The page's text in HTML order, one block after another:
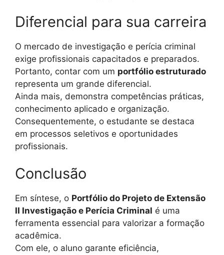
Diferencial para sua carreira
O mercado de investigação e perícia criminal
exige profissionais capacitados e preparados.
Portanto, contar com um portfólio estruturado
representa um grande diferencial.
Ainda mais, demonstra competências práticas,
conhecimento aplicado e organização.
Consequentemente, o estudante se destaca
em processos seletivos e oportunidades
profissionais.
Conclusão
Em síntese, o Portfólio do Projeto de Extensão
II Investigação e Perícia Criminal é uma
ferramenta essencial para valorizar a formação
acadêmica.
Com ele, o aluno garante eficiência,